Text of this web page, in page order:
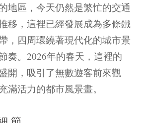
地區，今天仍然是繁忙的交通
移，這裡已經發展成為多條鐵
，四周環繞著現代化的城市景
奏。2026年的春天，這裡的
開，吸引了無數遊客前來觀
滿活力的都市風景畫。